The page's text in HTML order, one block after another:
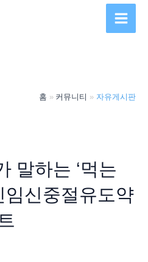
Main
홈 커뮤니티 자유게시판
말하는 ‘먹는
임신중절유도약